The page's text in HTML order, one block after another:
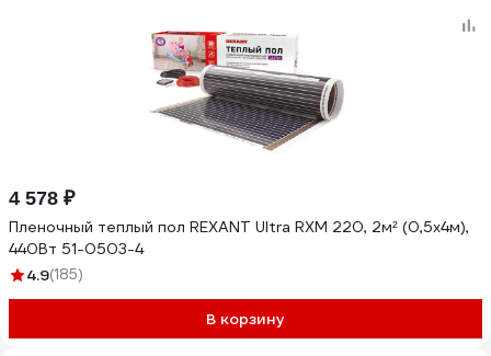
4 578 ₽
Пленочный теплый пол REXANT Ultra RXM 220, 2м² (0,5х4м),
440Вт 51-0503-4
4.9(185)
В корзину